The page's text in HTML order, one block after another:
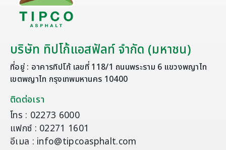
บริษัท ทิปโก้แอสฟัลท์ จำกัด (มหาชน)
ที่อยู่ : อาคารทิปโก้ เลขที่ 118/1 ถนนพระราม 6 แขวงพญาไท
เขตพญาไท กรุงเทพมหานคร 10400
ติดต่อเรา
โทร : 02273 6000
แฟกซ์ : 02271 1601
อีเมล : info@tipcoasphalt.com